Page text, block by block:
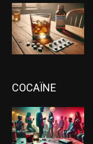
COCAÏNE